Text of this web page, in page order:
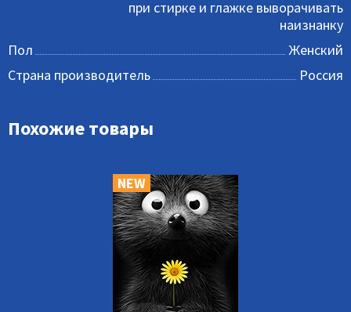
при стирке и глажке выворачивать
наизнанку
Пол
Женский
Страна производитель
Россия
Похожие товары
NEW